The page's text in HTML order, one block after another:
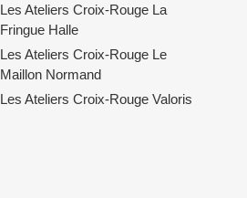
Les Ateliers Croix-Rouge La
Fringue Halle
Les Ateliers Croix-Rouge Le
Maillon Normand
Les Ateliers Croix-Rouge Valoris